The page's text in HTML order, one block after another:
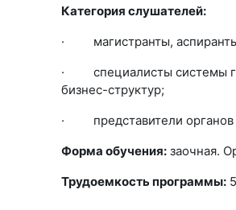
Категория слушателей:
· магистранты, аспиранты
· специалисты системы
бизнес-структур;
· представители органов
Форма обучения: заочная.
Трудоемкость программы: